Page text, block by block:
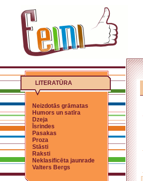
LITERATŪRA
Neizdotās grāmatas
Humors un satīra
Dzeja
Īsrindes
Pasakas
Proza
Stāsti
Raksti
Neklasificēta jaunrade
Valters Bergs